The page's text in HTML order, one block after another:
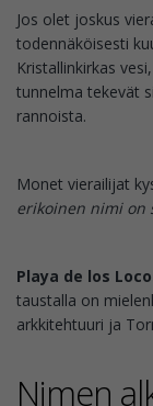
Jos olet joskus
todennäköisesti
Kristallinkirkas
tunnelma tekevät
rannoista.
Monet vierailijat
erikoinen nimi on
Playa de los
taustalla on
arkkitehtuuri ja
Nimen